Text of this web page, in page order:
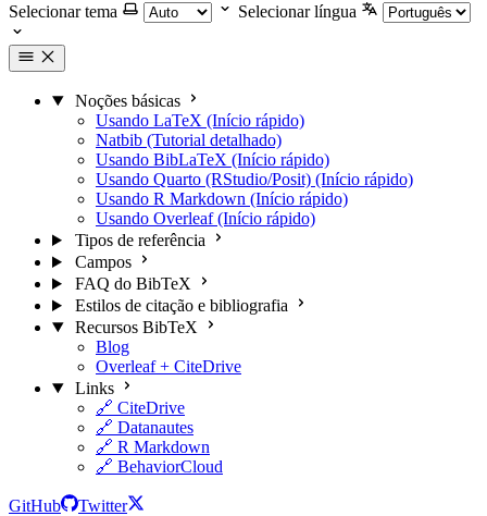
Selecionar tema
Selecionar língua
Noções básicas
Usando LaTeX (Início rápido)
Natbib (Tutorial detalhado)
Usando BibLaTeX (Início rápido)
Usando Quarto (RStudio/Posit) (Início rápido)
Usando R Markdown (Início rápido)
Usando Overleaf (Início rápido)
Tipos de referência
Campos
FAQ do BibTeX
Estilos de citação e bibliografia
Recursos BibTeX
Blog
Overleaf + CiteDrive
Links
🔗 CiteDrive
🔗 Datanautes
🔗 R Markdown
🔗 BehaviorCloud
GitHub
Twitter